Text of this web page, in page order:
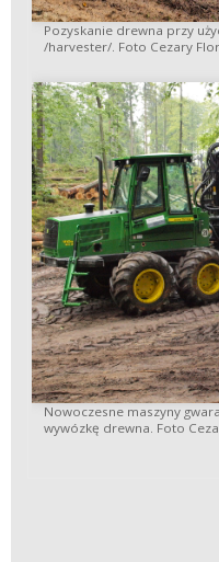
Pozyskanie drewna przy
/harvester/. Foto Cezary
Nowoczesne maszyny
wywózkę drewna. Foto